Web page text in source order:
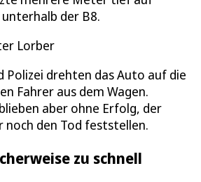
der B8.
Lorber
Polizei drehten das Auto auf die
Fahrer aus dem Wagen.
aber ohne Erfolg, der
den Tod feststellen.
zu schnell